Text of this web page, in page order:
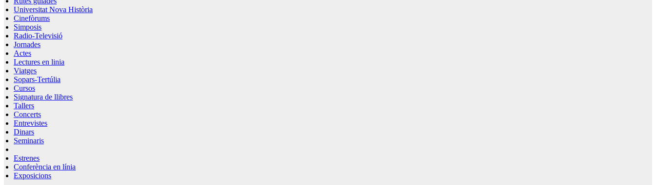
Universitat Nova Història
Cinefòrums
Simposis
Radio-Televisió
Jornades
Actes
Lectures en linia
Viatges
Sopars-Tertúlia
Cursos
Signatura de llibres
Tallers
Concerts
Entrevistes
Dinars
Seminaris
Estrenes
Conferència en línia
Exposicions